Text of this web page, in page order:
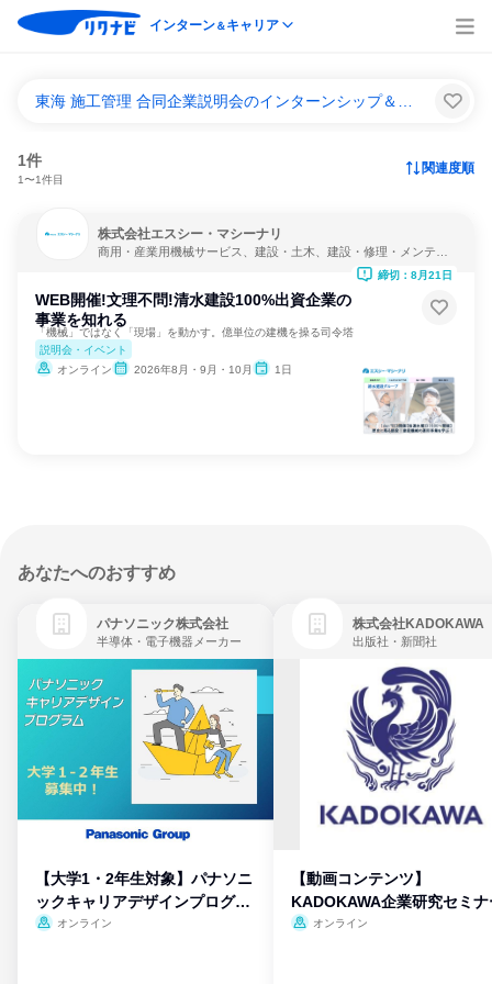
インターン＆キャリア
1件
1〜1件目
関連度順
株式会社エスシー・マシーナリ
商用・産業用機械サービス、建設・土木、建設・修理・メンテナ
WEB開催!文理不問!清水建設100%出資企業の
事業を知れる
「機械」ではなく「現場」を動かす。億単位の建機を操る司令塔
説明会・イベント
オンライン
2026年8月・9月・10月 1日
締切：8月21日
あなたへのおすすめ
パナソニック株式会社
半導体・電子機器メーカー
【大学1・2年生対象】パナソニ
ックキャリアデザインプログラ
ム
オンライン
株式会社KADOKAWA
出版社・新聞社
【動画コンテンツ】
KADOKAWA企業研究セミナ
オンライン